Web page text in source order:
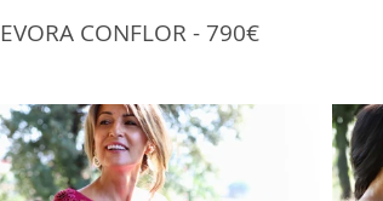
EVORA CONFLOR - 790€